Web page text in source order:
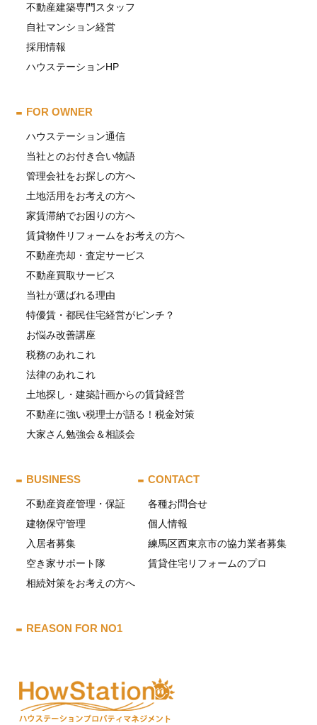
不動産建築専門スタッフ
自社マンション経営
採用情報
ハウステーションHP
FOR OWNER
ハウステーション通信
当社とのお付き合い物語
管理会社をお探しの方へ
土地活用をお考えの方へ
家賃滞納でお困りの方へ
賃貸物件リフォームをお考えの方へ
不動産売却・査定サービス
不動産買取サービス
当社が選ばれる理由
特優賃・都民住宅経営がピンチ？
お悩み改善講座
税務のあれこれ
法律のあれこれ
土地探し・建築計画からの賃貸経営
不動産に強い税理士が語る！税金対策
大家さん勉強会＆相談会
BUSINESS
不動産資産管理・保証
建物保守管理
入居者募集
空き家サポート隊
相続対策をお考えの方へ
REASON FOR NO1
CONTACT
各種お問合せ
個人情報
練馬区西東京市の協力業者募集
賃貸住宅リフォームのプロ